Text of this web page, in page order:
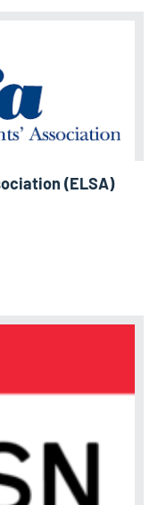
(ELSA)